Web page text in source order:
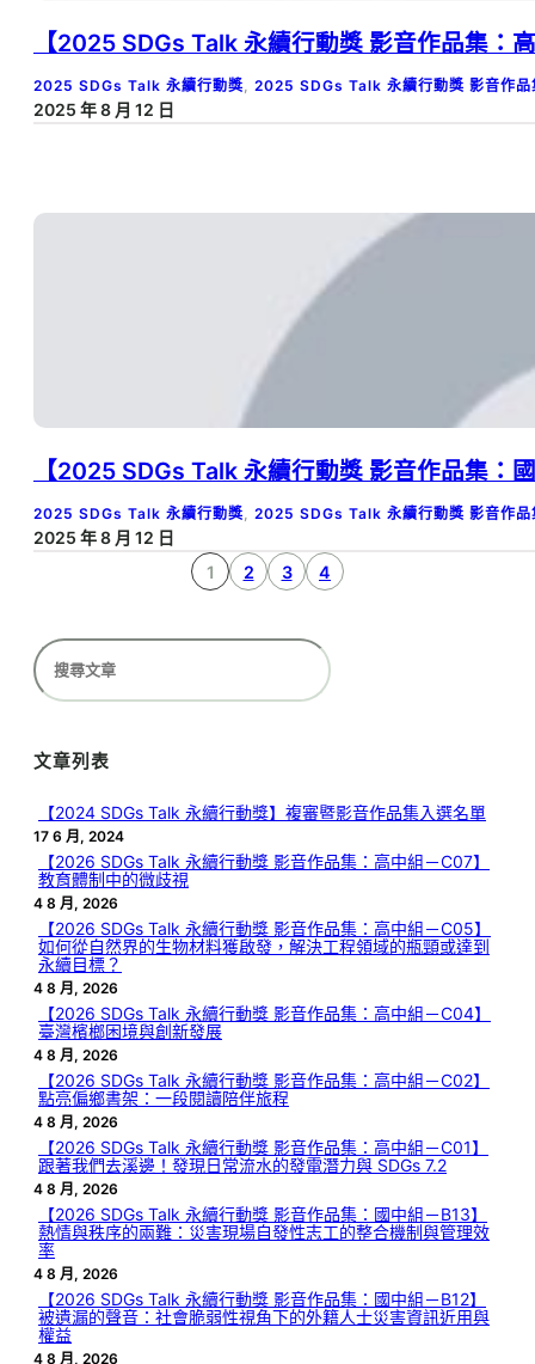
【2025 SDGs Talk 永續行動獎 影音作品集：
2025 SDGs Talk 永續行動獎 2025 SDGs Talk 永續行動獎 影音作品
2025 年 8 月 12 日
【2025 SDGs Talk 永續行動獎 影音作品集：
2025 SDGs Talk 永續行動獎, 2025 SDGs Talk 永續行動獎 影音作品
2025 年 8 月 12 日
1
2 3 4
搜
尋
文章列表
【2024 SDGs Talk 永續行動獎】複審暨影音作品集入選名單
17 6 月, 2024
【2026 SDGs Talk 永續行動獎 影音作品集：高中組－C07】
教育體制中的微歧視
4 8 月, 2026
【2026 SDGs Talk 永續行動獎 影音作品集：高中組－C05】
如何從自然界的生物材料獲啟發，解決工程領域的瓶頸或達到
永續目標？
4 8 月, 2026
【2026 SDGs Talk 永續行動獎 影音作品集：高中組－C04】
臺灣檳榔困境與創新發展
4 8 月, 2026
【2026 SDGs Talk 永續行動獎 影音作品集：高中組－C02】
點亮偏鄉書架：一段閱讀陪伴旅程
4 8 月, 2026
【2026 SDGs Talk 永續行動獎 影音作品集：高中組－C01】
跟著我們去溪邊！發現日常流水的發電潛力與 SDGs 7.2
4 8 月, 2026
【2026 SDGs Talk 永續行動獎 影音作品集：國中組－B13】
熱情與秩序的兩難：災害現場自發性志工的整合機制與管理效
率
4 8 月, 2026
【2026 SDGs Talk 永續行動獎 影音作品集：國中組－B12】
被遺漏的聲音：社會脆弱性視角下的外籍人士災害資訊近用與
權益
4 8 月, 2026